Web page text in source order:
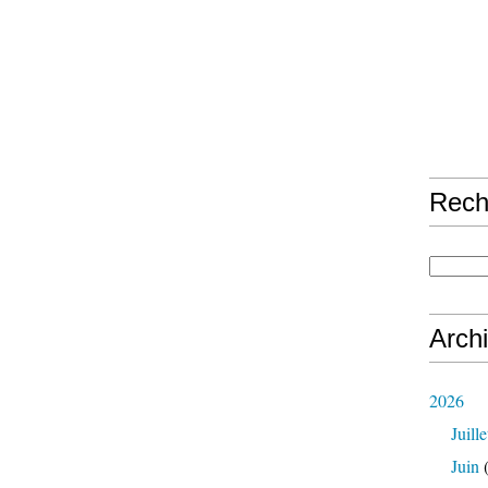
2026
Juin